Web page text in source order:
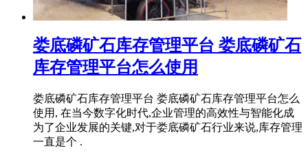
娄底磷矿石库存管理平台 娄底磷矿石
库存管理平台怎么使用
娄底磷矿石库存管理平台 娄底磷矿石库存管理平台怎么
使用, 在当今数字化时代,企业管理的高效性与智能化成
为了企业发展的关键,对于娄底磷矿石行业来说,库存管理
一直是个 .